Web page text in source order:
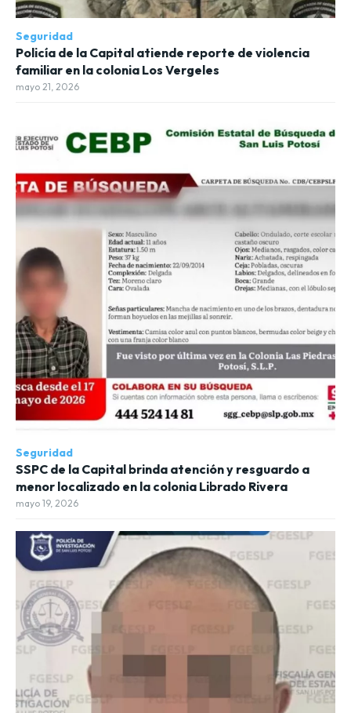
Seguridad
Policía de la Capital atiende reporte de violencia
familiar en la colonia Los Vergeles
mayo 21, 2026
Seguridad
SSPC de la Capital brinda atención y resguardo a
menor localizado en la colonia Librado Rivera
mayo 19, 2026